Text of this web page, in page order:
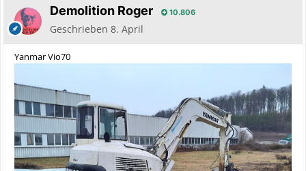
Demolition Roger 10.806
Geschrieben 8. April
Yanmar Vio70